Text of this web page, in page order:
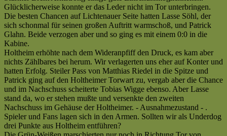
—
Gerechte
Punkteteilung
im
[???]
Glücklicherweise konnte er das Leder nicht im Tor unterbringen.
Die besten Chancen auf Lichtenauer Seite hatten Lasse Söhl, der
sich schonmal für seinen großen Auftritt warmschoß, und Patrick
Glahn. Beide verzogen aber und so ging es mit einem 0:0 in die
Kabine.
Holtheim erhöhte nach dem Wideranpfiff den Druck, es kam aber
nichts Zählbares bei herum. Wir verlagerten uns eher auf Konter und
hatten Erfolg. Steiler Pass von Matthias Riedel in die Spitze und
Patrick ging auf den Holtheimer Torwart zu, vergab aber die Chance
und im Nachschuss scheiterte Tobias Wigge ebenso. Aber Lasse
stand da, wo er stehen mußte und versenkte den zweiten
Nachschuss im Gehäuse der Holtheimer. - Ausnahmezustand - .
Spieler und Fans lagen sich in den Armen. Sollten wir als Underdog
drei Punkte aus Holtheim entführen?